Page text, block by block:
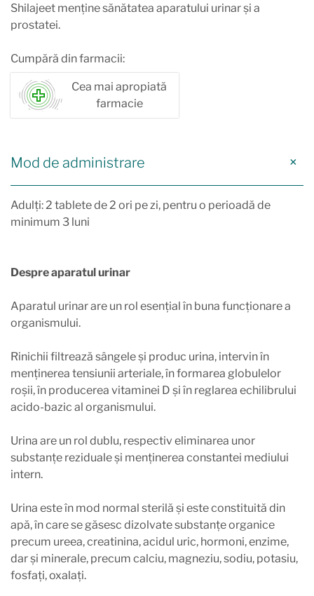
Shilajeet menține sănătatea aparatului urinar și a
prostatei.
Cumpără din farmacii:
Cea mai apropiată
farmacie
Mod de administrare
Adulți: 2 tablete de 2 ori pe zi, pentru o perioadă de
minimum 3 luni
Despre aparatul urinar
Aparatul urinar are un rol esențial în buna funcționare a
organismului.
Rinichii filtrează sângele și produc urina, intervin în
menținerea tensiunii arteriale, în formarea globulelor
roșii, în producerea vitaminei D și în reglarea echilibrului
acido-bazic al organismului.
Urina are un rol dublu, respectiv eliminarea unor
substanțe reziduale și menținerea constantei mediului
intern.
Urina este în mod normal sterilă și este constituită din
apă, în care se găsesc dizolvate substanțe organice
precum ureea, creatinina, acidul uric, hormoni, enzime,
dar și minerale, precum calciu, magneziu, sodiu, potasiu,
fosfați, oxalați.